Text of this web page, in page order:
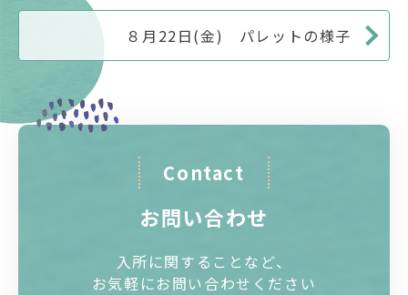
８月22日(金) パレットの様子
Contact
お問い合わせ
入所に関することなど、
お気軽にお問い合わせください